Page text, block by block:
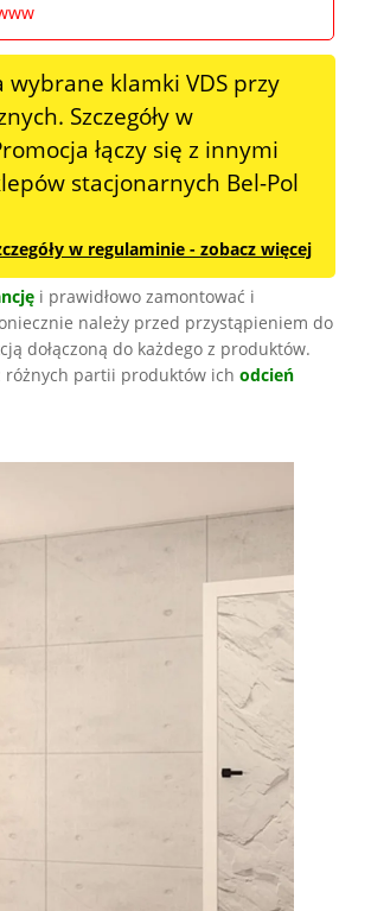
klamki VDS przy
Szczegóły w
łączy się z innymi
stacjonarnych Bel-Pol
w regulaminie - zobacz więcej
i prawidłowo zamontować i
należy przed przystąpieniem do
dołączoną do każdego z produktów.
różnych partii produktów ichodcień